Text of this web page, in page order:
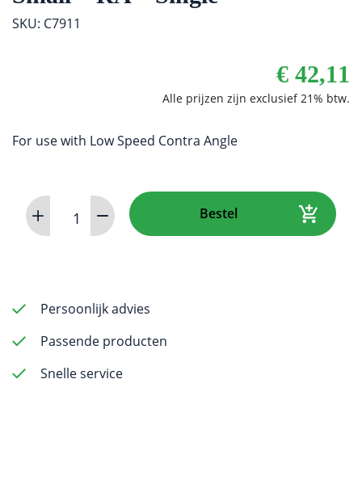
SKU: C7911
€ 42,11
For use with Low Speed Contra Angle
Dental
Bur
-
RA
Bestel
Persoonlijk advies
Passende producten
Snelle service